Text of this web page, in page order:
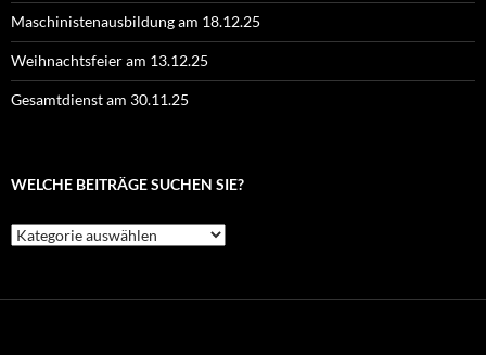
Maschinistenausbildung am 18.12.25
Weihnachtsfeier am 13.12.25
Gesamtdienst am 30.11.25
WELCHE BEITRÄGE SUCHEN SIE?
Welche
Beiträge